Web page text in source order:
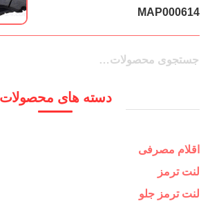
MAP000614
جستجو
جستجو
دسته های محصولات
اقلام مصرفی
لنت ترمز
لنت ترمز جلو